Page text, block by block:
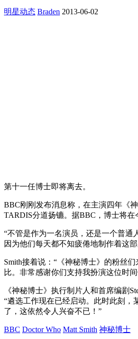
明星动态 Braden 2013-06-02
第十一任博士即将离去。
BBC刚刚发布消息称，在主演四年《
TARDIS分道扬镳。据BBC，博士将在
“不管是作为一名演员，还是一个普通
因为他们每天都不知疲倦地制作着这
Smith接着说：“《神秘博士》的粉丝
比。非常感谢你们支持我扮演这位时
《神秘博士》执行制片人和首席编剧
“遴选工作现在已经启动。此时此刻
了，这依然令人兴奋不已！”
BBC Doctor Who Matt Smith 神秘博士